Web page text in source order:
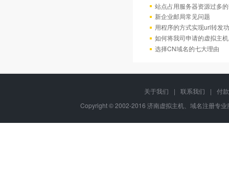
站点占用服务器资源过多
新企业邮局常见问题
用程序的方式实现url转发
如何将我司申请的虚拟主
选择CN域名的七大理由
关于我们 | 联系我们 |
付
Copyright © 2002-2016 济南虚拟主机、域名注册专